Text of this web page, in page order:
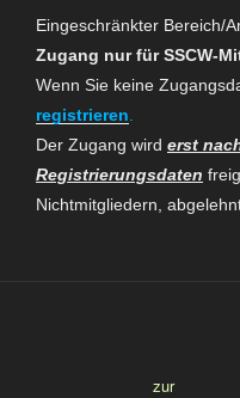
Eingeschränkter Bereich/
Zugang nur für SSCW-
Wenn Sie keine
registrieren
Der Zugang wird erst
Registrierungsdaten
Nichtmitgliedern,
zur